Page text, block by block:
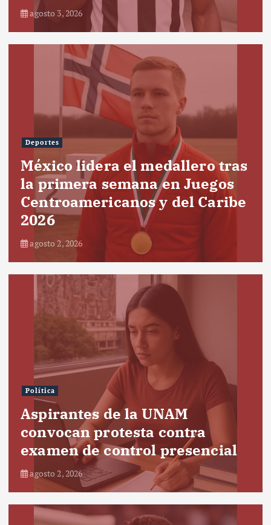
agosto 3, 2026
Deportes
México lidera el medallero tras
la primera semana en Juegos
Centroamericanos y del Caribe
2026
agosto 2, 2026
Política
Aspirantes de la UNAM
convocan protesta contra
examen de control presencial
agosto 2, 2026